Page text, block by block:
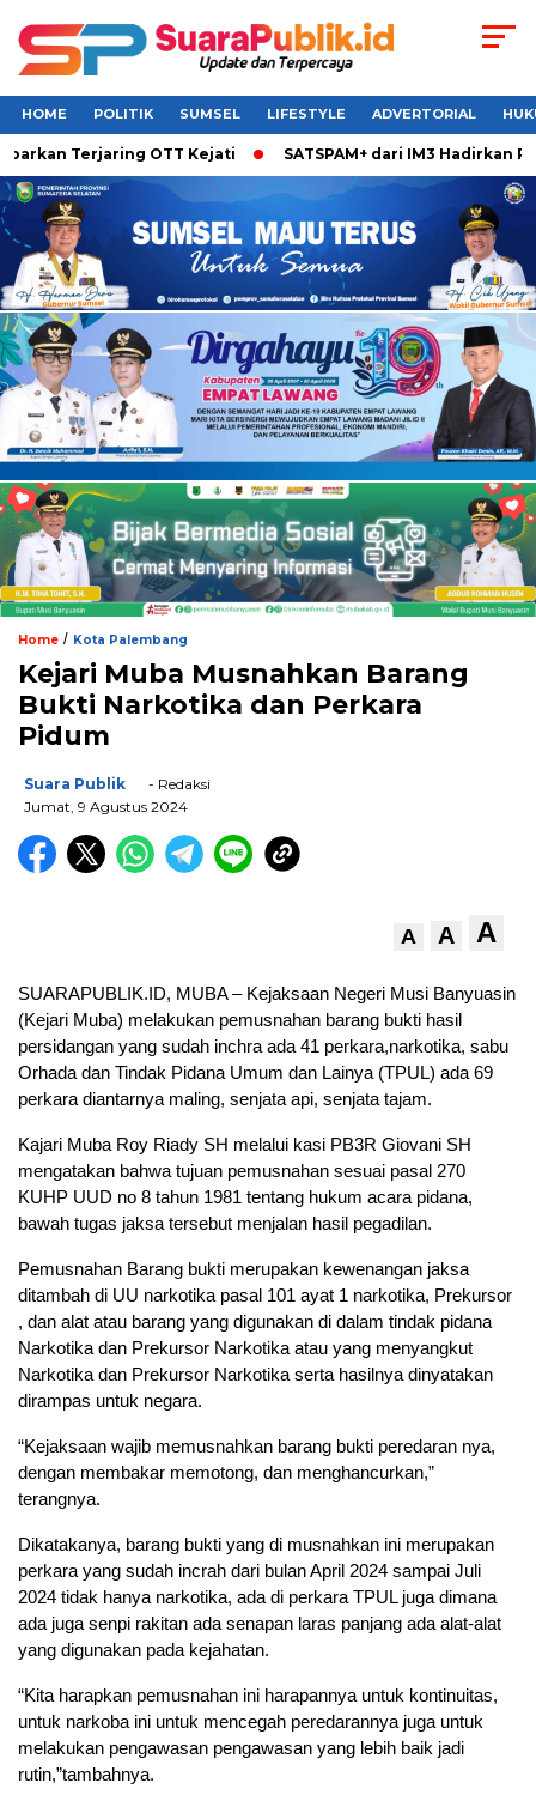
HOME POLITIK SUMSEL LIFESTYLE ADVERTORIAL
Terjaring OTT Kejati SATSPAM+ dari IM3 Hadirkan
Home / Kota Palembang
Kejari Muba Musnahkan Barang
Bukti Narkotika dan Perkara
Pidum
Suara Publik
- Redaksi
Jumat, 9 Agustus 2024
A A A
SUARAPUBLIK.ID, MUBA – Kejaksaan Negeri Musi Banyuasin
(Kejari Muba) melakukan pemusnahan barang bukti hasil
persidangan yang sudah inchra ada 41 perkara,narkotika, sabu
Orhada dan Tindak Pidana Umum dan Lainya (TPUL) ada 69
perkara diantarnya maling, senjata api, senjata tajam.
Kajari Muba Roy Riady SH melalui kasi PB3R Giovani SH
mengatakan bahwa tujuan pemusnahan sesuai pasal 270
KUHP UUD no 8 tahun 1981 tentang hukum acara pidana,
bawah tugas jaksa tersebut menjalan hasil pegadilan.
Pemusnahan Barang bukti merupakan kewenangan jaksa
ditambah di UU narkotika pasal 101 ayat 1 narkotika, Prekursor
, dan alat atau barang yang digunakan di dalam tindak pidana
Narkotika dan Prekursor Narkotika atau yang menyangkut
Narkotika dan Prekursor Narkotika serta hasilnya dinyatakan
dirampas untuk negara.
“Kejaksaan wajib memusnahkan barang bukti peredaran nya,
dengan membakar memotong, dan menghancurkan,”
terangnya.
Dikatakanya, barang bukti yang di musnahkan ini merupakan
perkara yang sudah incrah dari bulan April 2024 sampai Juli
2024 tidak hanya narkotika, ada di perkara TPUL juga dimana
ada juga senpi rakitan ada senapan laras panjang ada alat-alat
yang digunakan pada kejahatan.
“Kita harapkan pemusnahan ini harapannya untuk kontinuitas,
untuk narkoba ini untuk mencegah peredarannya juga untuk
melakukan pengawasan pengawasan yang lebih baik jadi
rutin,”tambahnya.